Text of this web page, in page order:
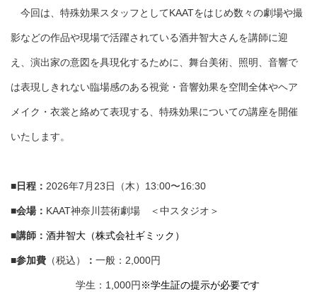
今回は、特殊効果スタッフとしてKAATをはじめ数々の劇場や撮
影などの作品や現場で活躍されている酒井智大さんを講師に迎
え、演出家の意図を具現化するために、舞台美術、照明、音響で
は表現しきれない臨場感のある視覚・音響効果を空間全体やヘア
メイク・衣裳と絡めて表現する、特殊効果についての講座を開催
いたします。
■日程： 2026年7月23日（木）13:00〜16:30
■会場： KAAT神奈川芸術劇場 ＜中スタジオ＞
■講師： 酒井智大（株式会社ギミック ）
■参加費 （税込） ： 一般：2,000円
学生：1,000円 ※学生証の提示が必要です